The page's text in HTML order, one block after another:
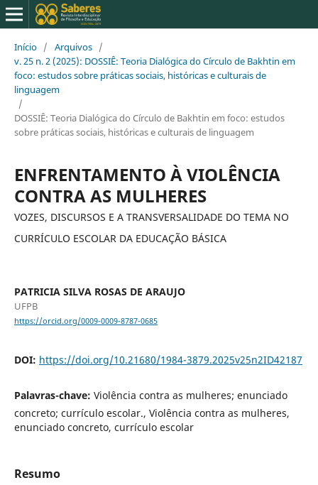
Início / Arquivos /
v. 25 n. 2 (2025): DOSSIÊ: Teoria Dialógica do Círculo de Bakhtin em
foco: estudos sobre práticas sociais, históricas e culturais de
linguagem
/
DOSSIÊ: Teoria Dialógica do Círculo de Bakhtin em foco: estudos
sobre práticas sociais, históricas e culturais de linguagem
ENFRENTAMENTO À VIOLÊNCIA
CONTRA AS MULHERES
VOZES, DISCURSOS E A TRANSVERSALIDADE DO TEMA NO
CURRÍCULO ESCOLAR DA EDUCAÇÃO BÁSICA
PATRICIA SILVA ROSAS DE ARAUJO
UFPB
https://orcid.org/0009-0009-8787-0685
DOI: https://doi.org/10.21680/1984-3879.2025v25n2ID42187
Palavras-chave: Violência contra as mulheres; enunciado
concreto; currículo escolar., Violência contra as mulheres,
enunciado concreto, currículo escolar
Resumo